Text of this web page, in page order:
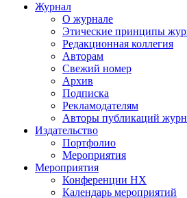
Журнал
О журнале
Этические принципы
Редакционная коллегия
Авторам
Свежий номер
Архив
Подписка
Рекламодателям
Авторы публикаций
Издательство
Портфолио
Мероприятия
Мероприятия
Конференции НХ
Календарь мероприятий